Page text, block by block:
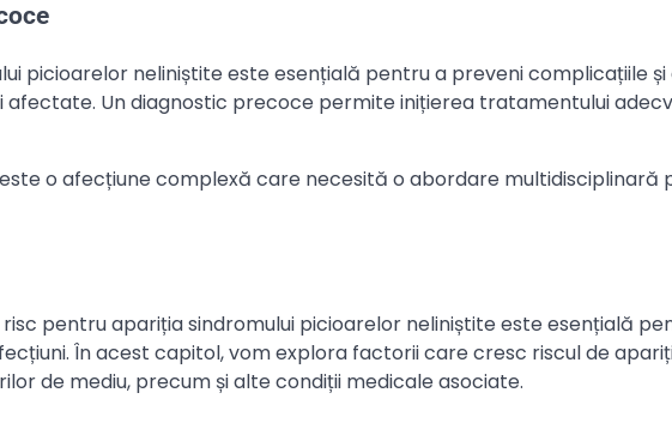
picioarelor neliniștite este esențială pentru a preveni complicațiile și
Un diagnostic precoce permite inițierea tratamentului
o afecțiune complexă care necesită o abordare multidisciplinară
pentru apariția sindromului picioarelor neliniștite este esențială
În acest capitol, vom explora factorii care cresc riscul de
de mediu, precum și alte condiții medicale asociate.